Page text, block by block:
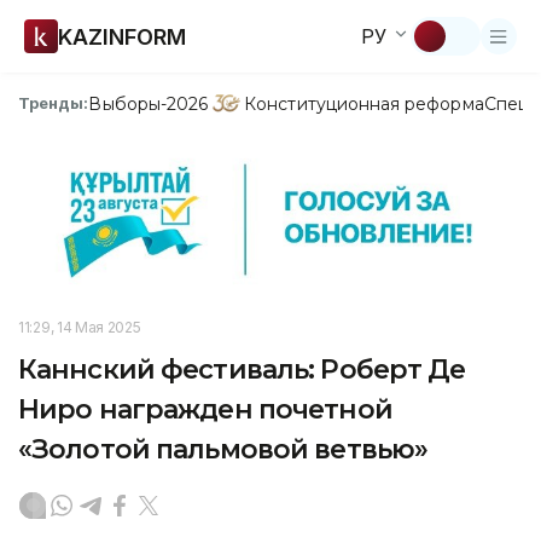
KAZINFORM РУ
Тренды:Выборы-2026 Конституционная реформа
11:29, 14 Мая 2025
Каннский фестиваль: Роберт Де
Ниро награжден почетной
«Золотой пальмовой ветвью»